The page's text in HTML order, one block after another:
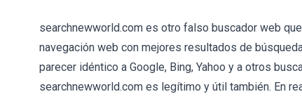
searchnewworld.com es otro falso buscador web
navegación web con mejores resultados de
parecer idéntico a Google, Bing, Yahoo y a otros
searchnewworld.com es legítimo y útil también. En